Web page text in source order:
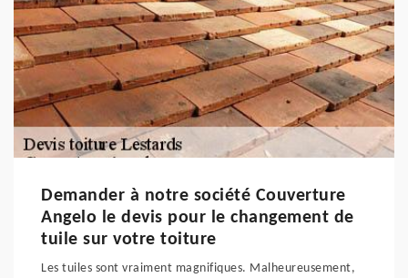
Demander à notre société Couverture
Angelo le devis pour le changement de
tuile sur votre toiture
Les tuiles sont vraiment magnifiques. Malheureusement,